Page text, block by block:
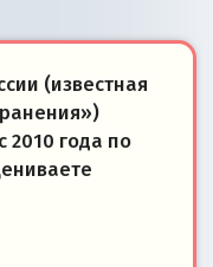
(известная
2010 года по